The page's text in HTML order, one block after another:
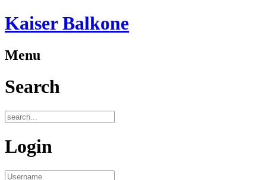
Kaiser Balkone
Menu
Search
Login